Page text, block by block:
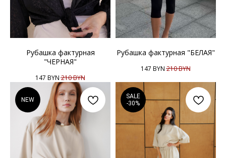
Рубашка фактурная
"ЧЕРНАЯ"
147 BYN 210BYN
Рубашка фактурная "БЕЛАЯ"
147 BYN 210BYN
NEW
SALE
-30%